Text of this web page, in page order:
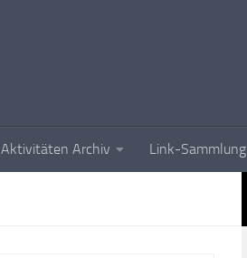
Aktivitäten Archiv Link-Sammlung